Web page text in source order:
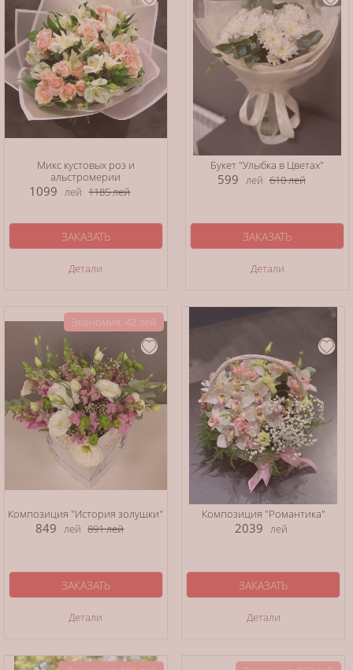
Микс кустовых роз и
альстромерии
1099 лей 1185лей
Детали
ЗАКАЗАТЬ
Букет "Улыбка в Цветах"
599 лей 610лей
Детали
ЗАКАЗАТЬ
Экономия: 42 лей
Композиция "История золушки"
849 лей 891лей
Детали
ЗАКАЗАТЬ
Композиция "Романтика"
2039 лей
Детали
ЗАКАЗАТЬ